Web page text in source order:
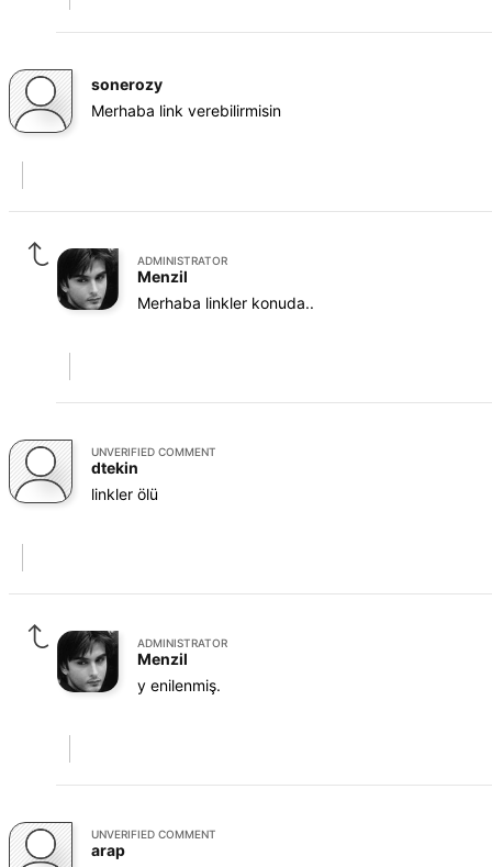
sonerozy
Merhaba link verebilirmisin
ADMINISTRATOR
Menzil
Merhaba linkler konuda..
UNVERIFIED COMMENT
dtekin
linkler ölü
ADMINISTRATOR
Menzil
y enilenmiş.
UNVERIFIED COMMENT
arap